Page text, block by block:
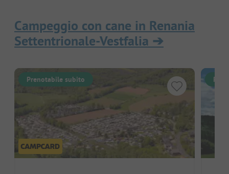
Campeggio con cane in Renania
Settentrionale-Vestfalia ➔
Prenotabile subito